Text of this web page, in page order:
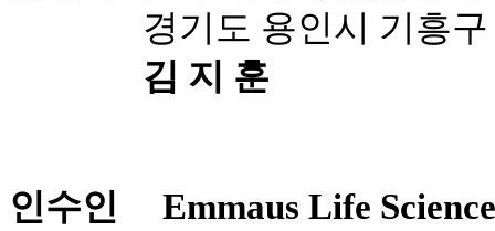
경기도 용인시 기흥
김 지 훈
인수인 Emmaus Life